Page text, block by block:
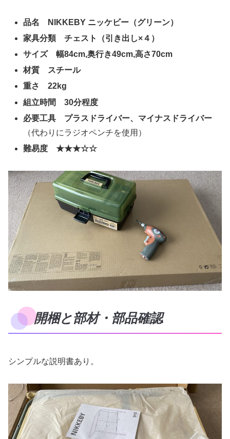
品名 NIKKEBY ニッケビー（グリーン）
家具分類 チェスト（引き出し×４）
サイズ 幅84cm,奥行き49cm,高さ70cm
材質 スチール
重さ 22kg
組立時間 30分程度
必要工具 プラスドライバー、マイナスドライバー
（代わりにラジオペンチを使用）
難易度 ★★★☆☆
開梱と部材・部品確認
シンプルな説明書あり。